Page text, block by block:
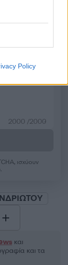
Policy
50 /50
2000 /2000
ισχύουν
και
και τα